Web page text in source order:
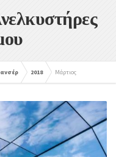
2018 Μάρτιος